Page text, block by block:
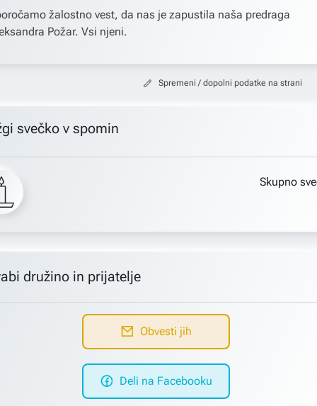
žalostno vest, da nas je zapustila naša predraga
Požar. Vsi njeni.
Spremeni / dopolni podatke na strani
svečko v spomin
Skupno
družino in prijatelje
Obvesti jih
Deli na Facebooku